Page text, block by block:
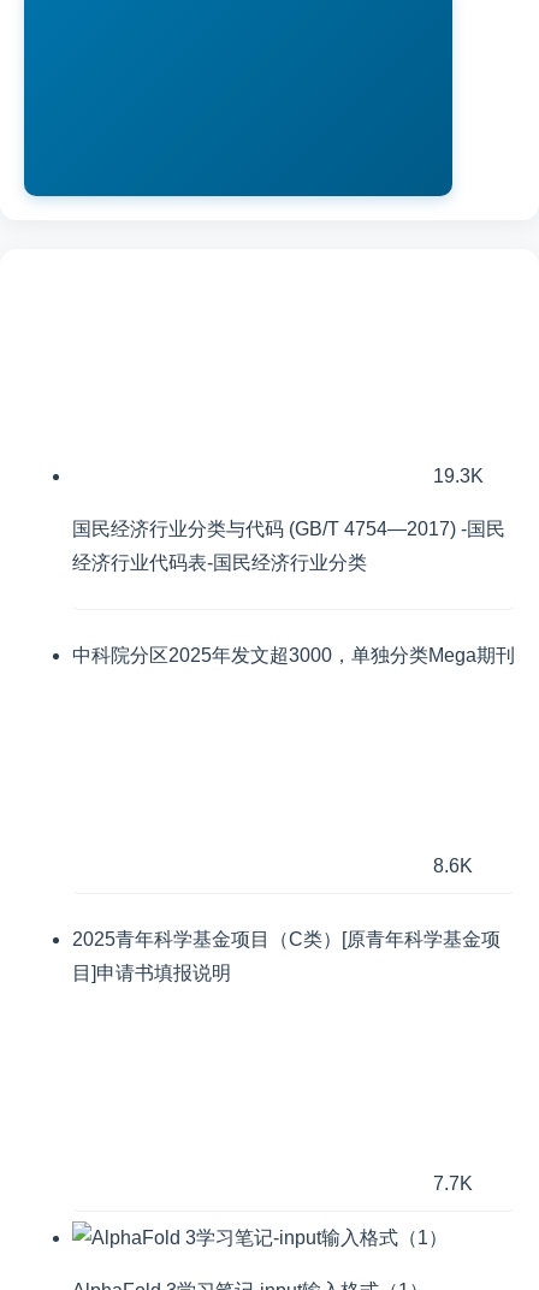
19.3K
国民经济行业分类与代码 (GB/T 4754—2017) -国民
经济行业代码表-国民经济行业分类
中科院分区2025年发文超3000，单独分类Mega期刊
8.6K
2025青年科学基金项目（C类）[原青年科学基金项
目]申请书填报说明
7.7K